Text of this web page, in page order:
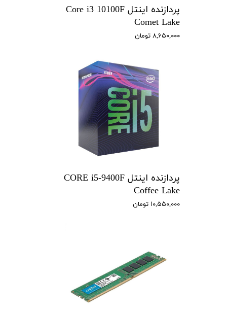
پردازنده اینتل Core i3 10100F
Comet Lake
۸,۶۵۰,۰۰۰ تومان
پردازنده اینتل CORE i5-9400F
Coffee Lake
۱۰,۵۵۰,۰۰۰ تومان